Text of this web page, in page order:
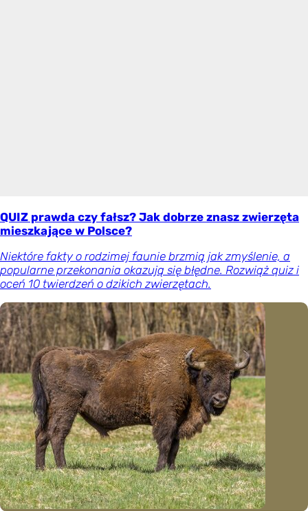
QUIZ prawda czy fałsz? Jak dobrze znasz zwierzęta
mieszkające w Polsce?
Niektóre fakty o rodzimej faunie brzmią jak zmyślenie, a
popularne przekonania okazują się błędne. Rozwiąż quiz i
oceń 10 twierdzeń o dzikich zwierzętach.